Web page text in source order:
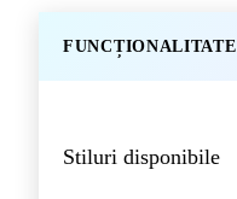
FUNCȚIONALITATE
Stiluri disponibile